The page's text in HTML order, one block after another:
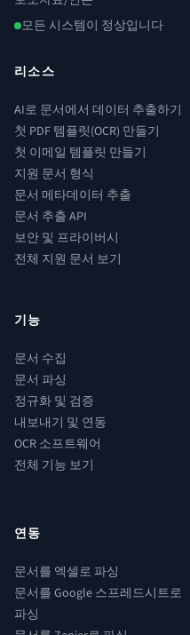
모든 시스템이 정상입니다
리소스
AI로 문서에서 데이터 추출하기
첫 PDF 템플릿(OCR) 만들기
첫 이메일 템플릿 만들기
지원 문서 형식
문서 메타데이터 추출
문서 추출 API
보안 및 프라이버시
전체 지원 문서 보기
기능
문서 수집
문서 파싱
정규화 및 검증
내보내기 및 연동
OCR 소프트웨어
전체 기능 보기
연동
문서를 엑셀로 파싱
문서를 Google 스프레드시트로
파싱